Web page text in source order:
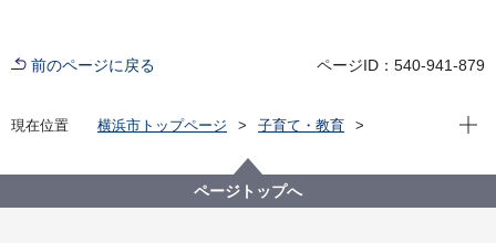
前のページに戻る ページID：540-941-879
現在位置 横浜市トップページ
子育て・教育
保育所等の給食
保育所等の食物アレルギー対応
現在
ページトップへ